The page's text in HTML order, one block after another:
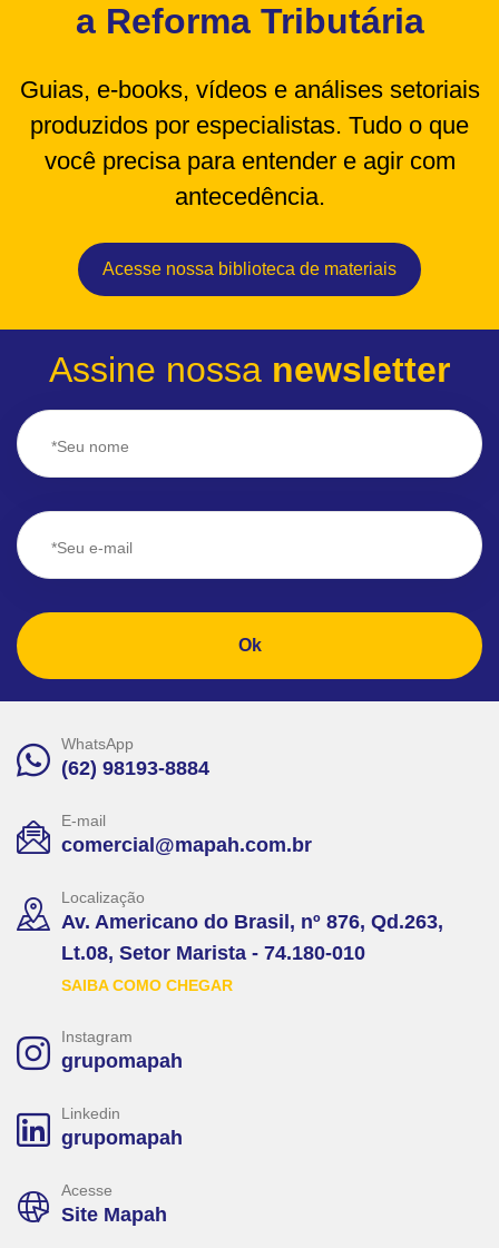
a Reforma Tributária
Guias, e-books, vídeos e análises setoriais
produzidos por especialistas. Tudo o que
você precisa para entender e agir com
antecedência.
Acesse nossa biblioteca de materiais
Assine nossa newsletter
Ok
WhatsApp
(62) 98193-8884
E-mail
comercial@mapah.com.br
Localização
Av. Americano do Brasil, nº 876, Qd.263,
Lt.08, Setor Marista - 74.180-010
SAIBA COMO CHEGAR
Instagram
grupomapah
Linkedin
grupomapah
Acesse
Site Mapah